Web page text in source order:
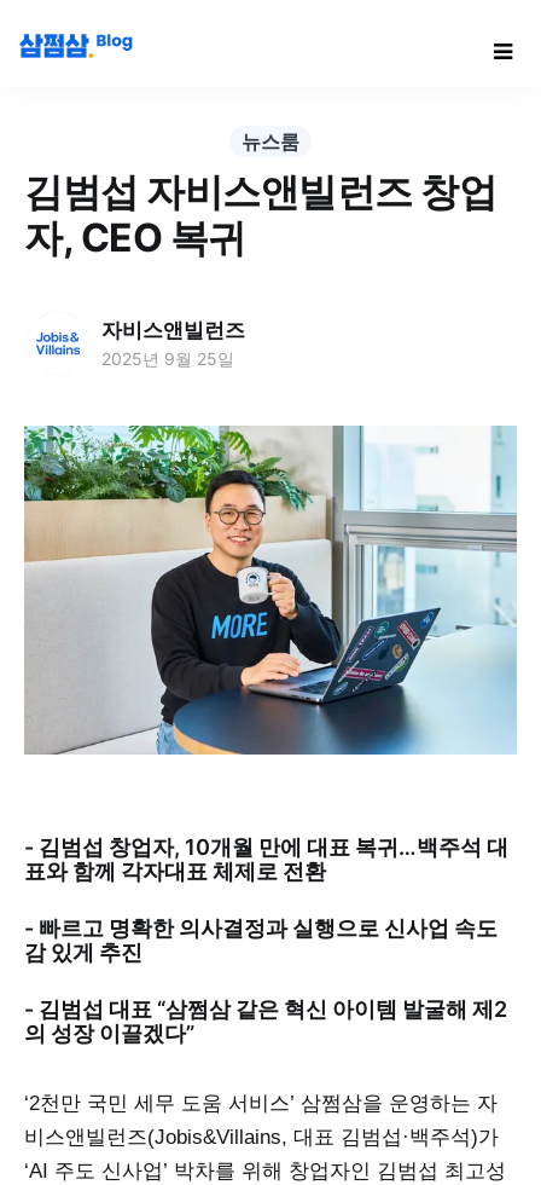
뉴스룸
김범섭 자비스앤빌런즈 창업
자, CEO 복귀
자비스앤빌런즈
2025년 9월 25일
- 김범섭 창업자, 10개월 만에 대표 복귀…백주석 대
표와 함께 각자대표 체제로 전환
- 빠르고 명확한 의사결정과 실행으로 신사업 속도
감 있게 추진
- 김범섭 대표 “삼쩜삼 같은 혁신 아이템 발굴해 제2
의 성장 이끌겠다”
‘2천만 국민 세무 도움 서비스’ 삼쩜삼을 운영하는 자
비스앤빌런즈(Jobis&Villains, 대표 김범섭·백주석)가
‘AI 주도 신사업’ 박차를 위해 창업자인 김범섭 최고성